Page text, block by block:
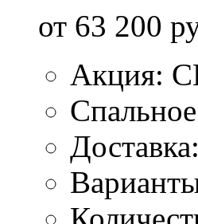
от 63 200
Акция: